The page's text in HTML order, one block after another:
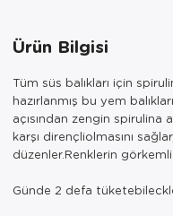
Ürün Bilgisi
Tüm süs balıkları için
hazırlanmış bu yem
açısından zengin spirulina
karşı dirençliolmasını
düzenler.Renklerin görkemli
Günde 2 defa